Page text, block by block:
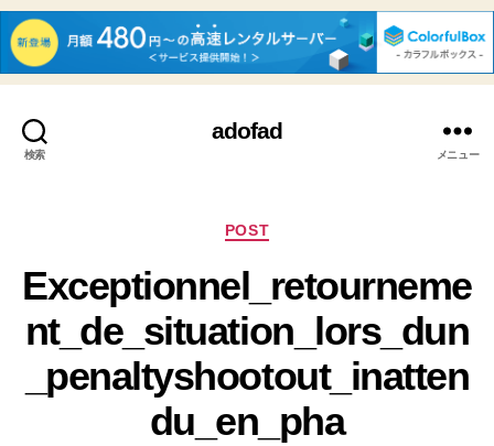
検索
adofad
メニュー
カ
ゴ
リ
ー
POST
Exceptionnel_retourneme
nt_de_situation_lors_dun
_penaltyshootout_inatten
du_en_pha